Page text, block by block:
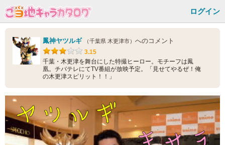
ログイン
鳳神ヤツルギ （千葉県 木更津市） へのコメント
3.15
千葉・木更津を舞台にした特撮ヒーロー。モチーフは鳳
凰。チバテレにてTV番組が放映予定。「見せてやるぜ！俺
の木更津スピリット！！」